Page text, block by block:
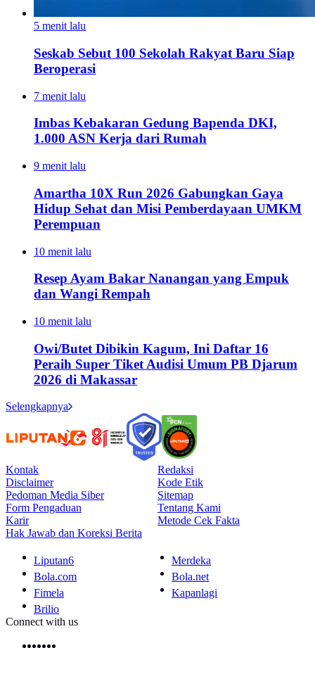
5 menit lalu
Seskab Sebut 100 Sekolah Rakyat Baru Siap
Beroperasi
7 menit lalu
Imbas Kebakaran Gedung Bapenda DKI,
1.000 ASN Kerja dari Rumah
9 menit lalu
Amartha 10X Run 2026 Gabungkan Gaya
Hidup Sehat dan Misi Pemberdayaan UMKM
Perempuan
10 menit lalu
Resep Ayam Bakar Nanangan yang Empuk
dan Wangi Rempah
10 menit lalu
Owi/Butet Dibikin Kagum, Ini Daftar 16
Peraih Super Tiket Audisi Umum PB Djarum
2026 di Makassar
Selengkapnya
Kontak
Redaksi
Disclaimer
Kode Etik
Pedoman Media Siber
Sitemap
Form Pengaduan
Tentang Kami
Karir
Metode Cek Fakta
Hak Jawab dan Koreksi Berita
Liputan6
Merdeka
Bola.com
Bola.net
Fimela
Kapanlagi
Brilio
Connect with us